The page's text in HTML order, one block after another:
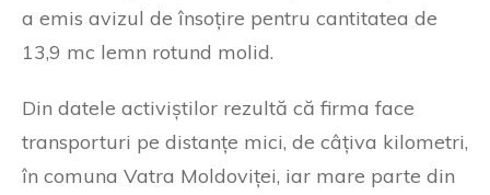
a emis avizul de însoțire pentru cantitatea de
13,9 mc lemn rotund molid.
Din datele activiștilor rezultă că firma face
transporturi pe distanțe mici, de câțiva kilometri,
în comuna Vatra Moldoviței, iar mare parte din